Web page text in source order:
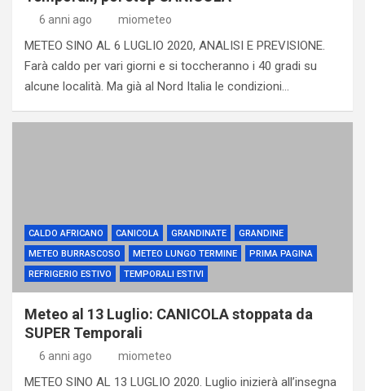
6 anni ago miometeo
METEO SINO AL 6 LUGLIO 2020, ANALISI E PREVISIONE.
Farà caldo per vari giorni e si toccheranno i 40 gradi su
alcune località. Ma già al Nord Italia le condizioni…
CALDO AFRICANO CANICOLA GRANDINATE
GRANDINE
METEO BURRASCOSO
METEO LUNGO TERMINE
PRIMA PAGINA
REFRIGERIO ESTIVO
TEMPORALI ESTIVI
Meteo al 13 Luglio: CANICOLA stoppata da
SUPER Temporali
6 anni ago miometeo
METEO SINO AL 13 LUGLIO 2020. Luglio inizierà all’insegna